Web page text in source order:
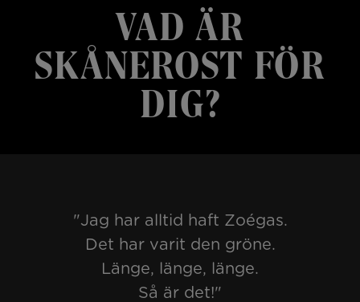
VAD ÄR
SKÅNEROST FÖR
DIG?
"Jag har alltid haft Zoégas.
Det har varit den gröne.
Länge, länge, länge.
Så är det!"